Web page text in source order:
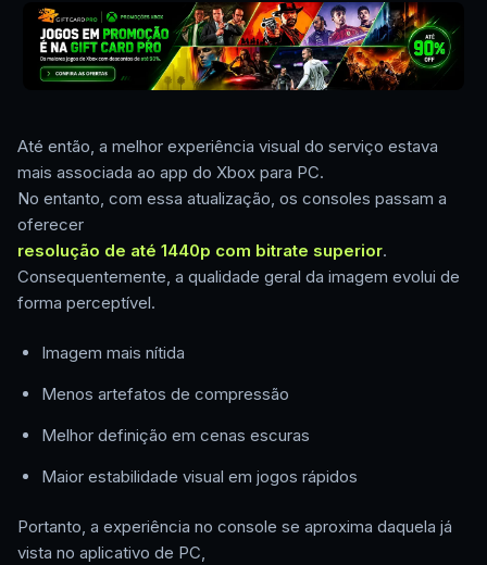
Até então, a melhor experiência visual do serviço estava
mais associada ao app do Xbox para PC.
No entanto, com essa atualização, os consoles passam a
oferecer
resolução de até 1440p com bitrate superior.
Consequentemente, a qualidade geral da imagem evolui de
forma perceptível.
Imagem mais nítida
Menos artefatos de compressão
Melhor definição em cenas escuras
Maior estabilidade visual em jogos rápidos
Portanto, a experiência no console se aproxima daquela já
vista no aplicativo de PC,